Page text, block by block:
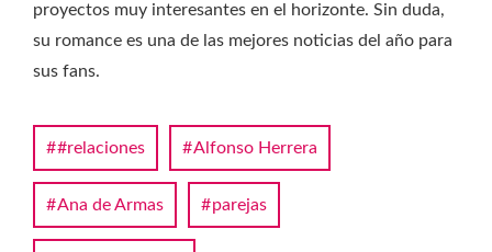
proyectos muy interesantes en el horizonte. Sin duda,
su romance es una de las mejores noticias del año para
sus fans.
#relaciones Alfonso Herrera
Ana de Armas parejas